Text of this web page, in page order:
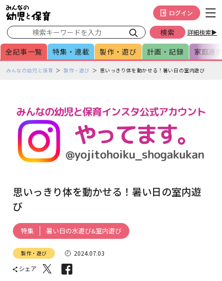
詳細検索▶
ログイン
全記事一覧 特集・連載 製作・遊び 計画・記録 家庭連
ペみんなの幼児と保育 製作・遊び 思いっきり体を動かせる！暑い日の室内遊び
思いっきり体を動かせる！暑い日の室内遊
び
特集 暑い日の水遊び&室内遊び
製作・遊び
2024.07.03
シェア